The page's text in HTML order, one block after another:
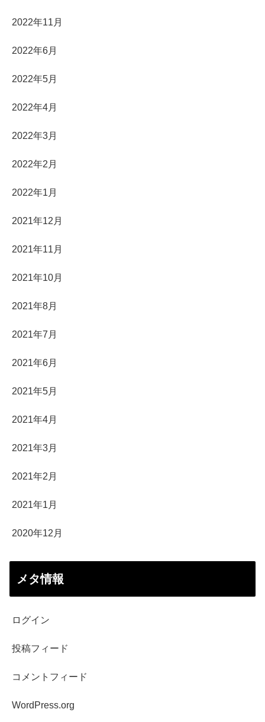
2022年11月
2022年6月
2022年5月
2022年4月
2022年3月
2022年2月
2022年1月
2021年12月
2021年11月
2021年10月
2021年8月
2021年7月
2021年6月
2021年5月
2021年4月
2021年3月
2021年2月
2021年1月
2020年12月
メタ情報
ログイン
投稿フィード
コメントフィード
WordPress.org